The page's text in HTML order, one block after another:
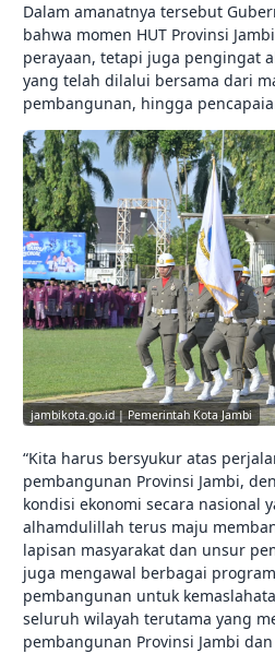
Dalam amanatnya tersebut
bahwa momen HUT Provinsi
perayaan, tetapi juga pengingat
yang telah dilalui bersama dari
pembangunan, hingga
jambikota.go.id | Pemerintah Kota Jambi
“Kita harus bersyukur atas
pembangunan Provinsi Jambi,
kondisi ekonomi secara nasional
alhamdulillah terus maju
lapisan masyarakat dan unsur
juga mengawal berbagai
pembangunan untuk
seluruh wilayah terutama yang
pembangunan Provinsi Jambi